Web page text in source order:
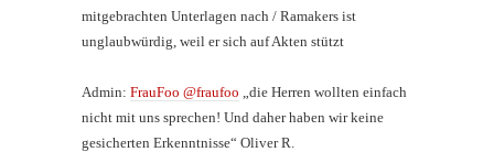
mitgebrachten Unterlagen nach / Ramakers ist
unglaubwürdig, weil er sich auf Akten stützt
Admin: FrauFoo @fraufoo „die Herren wollten einfach
nicht mit uns sprechen! Und daher haben wir keine
gesicherten Erkenntnisse“ Oliver R.